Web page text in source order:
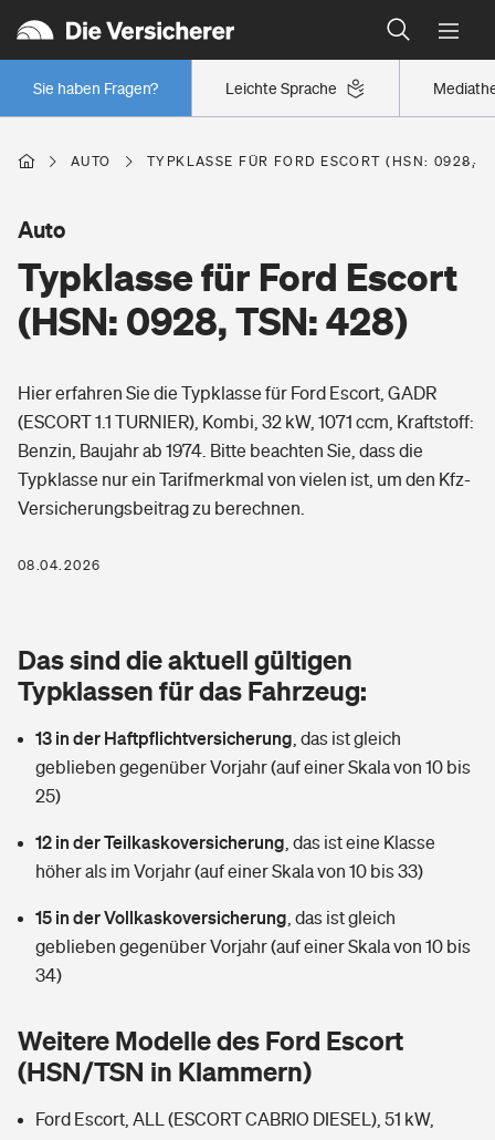
Leichte Sprache
Sie haben Fragen?
Wer versichert was: Jetzt Versicherer finden
Regionalklassen: So ist Ihre Region eingestuft
Wer versichert was: Jetzt Versicherer finden
Berufsunfähigkeitsversicherung
Erwerbsunfähigkeitsversicherung
Grundfähigkeitsversicherung
Arbeitsrechtsschutz
Berufshaftpflichtversicherung
Zur Übersicht
Tools
Wer versichert was: Jetzt Versicherer finden
Sie haben Fragen?
Wohnen
Elementarversicherung
Glasversicherung
Mietkautionsversicherung
Restkreditversicherung
Tools
Hochwasser-Check: Wie gefährdet ist Ihr Haus?
Freizeit
Pri­vate Haft­pflicht­
Kinderunfall­ver­si­che­rung
Kinderinvalidität
Hundehalter-Haftpflicht
Handyversicherung
Private Cyberversicherung
Gesundheit
Private Krankenversicherung
Dread-Disease-Versicherung
Tierkrankenversicherung
Zur Übersicht
Tools
Wer versichert was: Jetzt Versicherer finden
Rentenrechner: Wie viel Geld bekomme ich im Alter?
AUTO TYPKLASSE FÜR FORD ESCORT (HSN: 0928,
Typklasse für Ford Escort
(HSN: 0928, TSN: 428)
Auto
Hier erfahren Sie die Typklasse für Ford Escort, GADR
(ESCORT 1.1 TURNIER), Kombi, 32 kW, 1071 ccm, Kraftstoff:
Benzin, Baujahr ab 1974. Bitte beachten Sie, dass die
Typklasse nur ein Tarifmerkmal von vielen ist, um den Kfz-
Versicherungsbeitrag zu berechnen.
08.04.2026
Das sind die aktuell gültigen
Typklassen für das Fahrzeug:
13 in der Haftpflichtversicherung das ist gleich
geblieben gegenüber Vorjahr (auf einer Skala von 10 bis
25)
12 in der Teilkaskoversicherung das ist eine Klasse
höher als im Vorjahr (auf einer Skala von 10 bis 33)
15 in der Vollkaskoversicherung das ist gleich
geblieben gegenüber Vorjahr (auf einer Skala von 10 bis
34)
Weitere Modelle des Ford Escort
(HSN/TSN in Klammern)
Ford Escort, ALL (ESCORT CABRIO DIESEL), 51 kW,